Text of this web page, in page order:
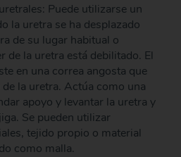
Puede utilizarse un
la uretra se ha desplazado
de su lugar habitual o
de la uretra está debilitado. El
en una correa angosta que
la uretra. Actúa como una
apoyo y levantar la uretra y
Se pueden utilizar
tejido propio o material
como malla.